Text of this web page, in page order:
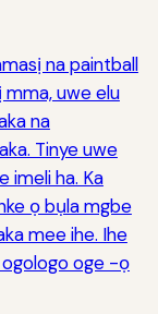
na paintball
mma, uwe elu
na
Tinye uwe
imeli ha. Ka
ọ bụla mgbe
mee ihe. Ihe
ogologo oge -ọ